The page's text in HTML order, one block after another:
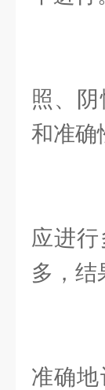
照、
和准确
应进
多，结
准确